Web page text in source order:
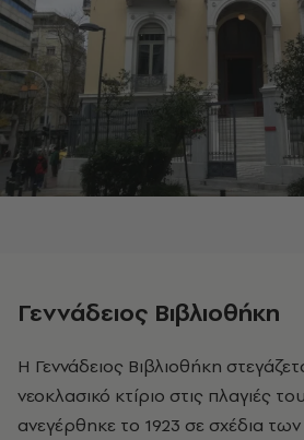
Γεννάδειος Βιβλιοθήκη
Η Γεννάδειος Βιβλιοθήκη στεγάζεται σε ένα επιβλητικό
νεοκλασικό κτίριο στις πλαγιές
ανεγέρθηκε το 1923 σε σχέδια